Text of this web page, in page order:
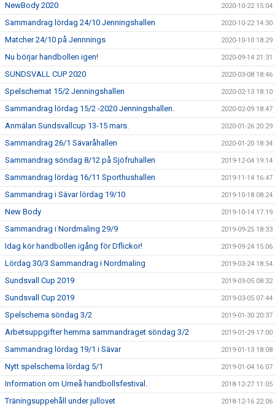
NewBody 2020 2020-10-22 15:04
Sammandrag lördag 24/10 Jenningshallen 2020-10-22 14:30
Matcher 24/10 på Jennnings 2020-10-10 18:29
Nu börjar handbollen igen! 2020-09-14 21:31
SUNDSVALL CUP 2020 2020-03-08 18:46
Spelschemat 15/2 Jenningshallen 2020-02-13 18:10
Sammandrag lördag 15/2 -2020 Jenningshallen. 2020-02-09 18:47
Anmälan Sundsvallcup 13-15 mars. 2020-01-26 20:29
Sammandrag 26/1 Sävaråhallen 2020-01-20 18:34
Sammandrag söndag 8/12 på Sjöfruhallen 2019-12-04 19:14
Sammandrag lördag 16/11 Sporthushallen 2019-11-14 16:47
Sammandrag i Sävar lördag 19/10 2019-10-18 08:24
New Body 2019-10-14 17:19
Sammandrag i Nordmaling 29/9 2019-09-25 18:33
Idag kör handbollen igång för Dflickor! 2019-09-24 15:06
Lördag 30/3 Sammandrag i Nordmaling 2019-03-24 18:54
Sundsvall Cup 2019 2019-03-05 08:32
Sundsvall Cup 2019 2019-03-05 07:44
Spelschema söndag 3/2 2019-01-30 20:37
Arbetsuppgifter hemma sammandraget söndag 3/2 2019-01-29 17:00
Sammandrag lördag 19/1 i Sävar 2019-01-13 18:08
Nytt spelschema lördag 5/1 2019-01-04 16:07
Information om Umeå handbollsfestival. 2018-12-27 11:05
Träningsuppehåll under jullovet 2018-12-16 22:06